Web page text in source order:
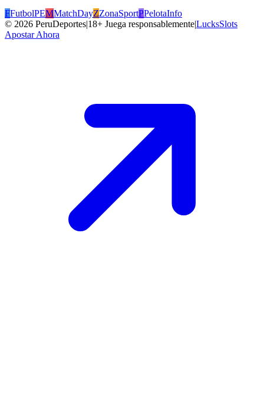
FFutbolPEMMatchDayZZonaSportPPelotaInfo
© 2026 PeruDeportes|18+ Juega responsablemente|LucksSlots
Apostar Ahora